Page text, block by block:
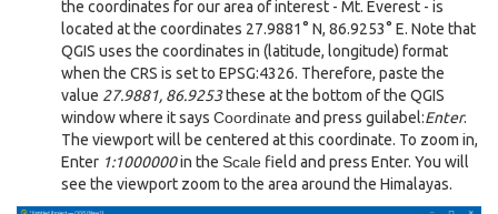
the coordinates for our area of interest - Mt. Everest - is
located at the coordinates 27.9881° N, 86.9253° E. Note that
QGIS uses the coordinates in (latitude, longitude) format
when the CRS is set to EPSG:4326. Therefore, paste the
value 27.9881, 86.9253these at the bottom of the QGIS
window where it says Coordinateand press guilabel:Enter.
The viewport will be centered at this coordinate. To zoom in,
Enter 1:1000000in the Scale field and press Enter. You will
see the viewport zoom to the area around the Himalayas.